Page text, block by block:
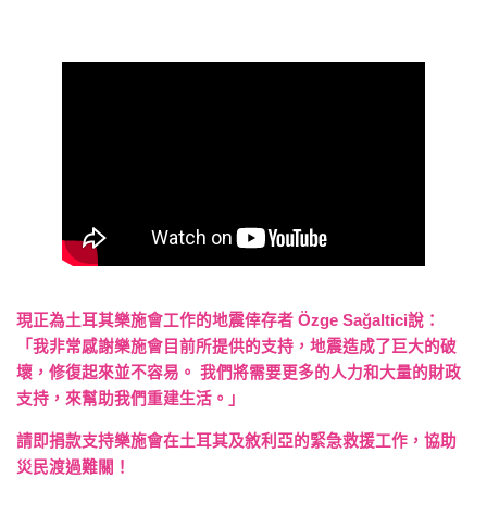
現正為土耳其樂施會工作的地震倖存者 Özge Sağaltici說：
「我非常感謝樂施會目前所提供的支持，地震造成了巨大的破
壞，修復起來並不容易。 我們將需要更多的人力和大量的財政
支持，來幫助我們重建生活。」
請即捐款支持樂施會在土耳其及敘利亞的緊急救援工作，協助
災民渡過難關！